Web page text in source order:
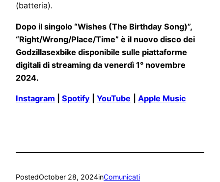
(batteria).
Dopo il singolo “Wishes (The Birthday Song)”,
“Right/Wrong/Place/Time” è il nuovo disco dei
Godzillasexbike disponibile sulle piattaforme
digitali di streaming da venerdì 1° novembre
2024.
Instagram Spotify YouTube Apple Music
PostedOctober 28, 2024inComunicati